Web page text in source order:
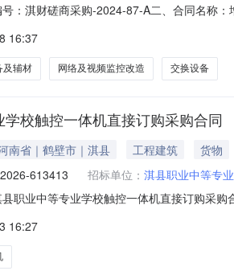
：淇财磋商采购-2024-87-A二、合同名称
：小型地址：郑州市金水区黄河路129号6
16:37
及辅材 网络及视频监控改造 交换设备
校触控一体机直接订购采购合同
南省｜鹤壁市｜淇县 工程建筑
货物
613413 招标单位： 淇县职业中等专
职业中等专业学校触控一体机直接订购采
西省政府采购网表示内容概不负责，亦不
16:27